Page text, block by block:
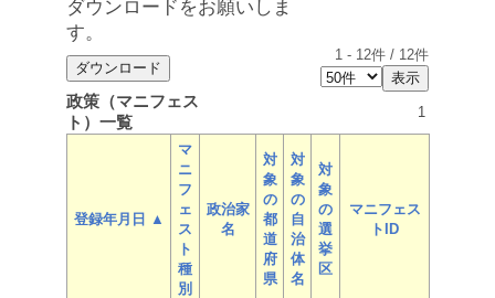
ダウンロードをお願いしま
す。
1 - 12件 / 12件
政策（マニフェス
ト）一覧
1
登録年月日 ▲
マ
ニ
フ
ェ
ス
ト
種
別
政治家
名
対
象
の
都
道
府
県
対
象
の
自
治
体
名
対
象
の
選
挙
区
マニフェス
トID